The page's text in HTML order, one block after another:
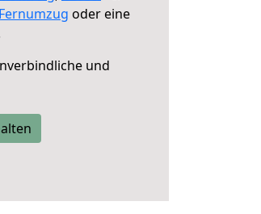
Fernumzug oder eine
und